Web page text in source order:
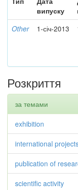
випуску
Other 1-січ-2013
Розкриття
за темами
exhibition
international
publication of
scientific activity